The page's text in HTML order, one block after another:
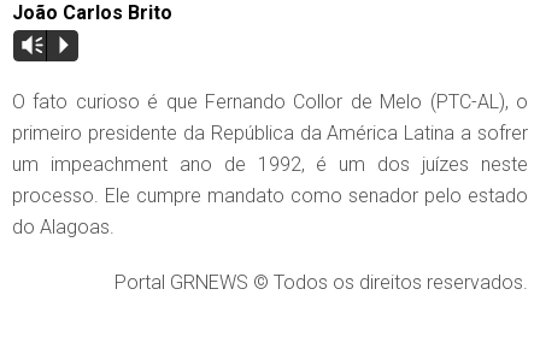
João Carlos Brito
Vm P
O fato curioso é que Fernando Collor de Melo (PTC-AL), o
primeiro presidente da República da América Latina a sofrer
um impeachment ano de 1992, é um dos juízes neste
processo. Ele cumpre mandato como senador pelo estado
do Alagoas.
Portal GRNEWS © Todos os direitos reservados.